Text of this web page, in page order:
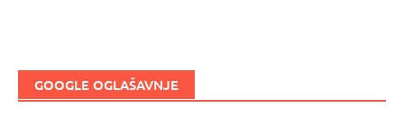
GOOGLE OGLAŠAVNJE